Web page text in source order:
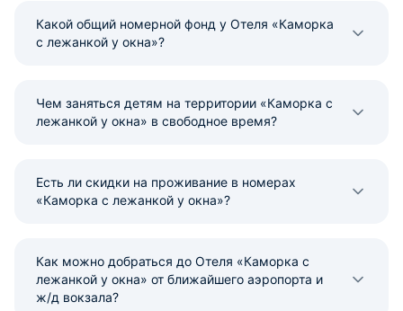
Какой общий номерной фонд у Отеля «Каморка
с лежанкой у окна»?
Чем заняться детям на территории «Каморка с
лежанкой у окна» в свободное время?
Есть ли скидки на проживание в номерах
«Каморка с лежанкой у окна»?
Как можно добраться до Отеля «Каморка с
лежанкой у окна» от ближайшего аэропорта и
ж/д вокзала?